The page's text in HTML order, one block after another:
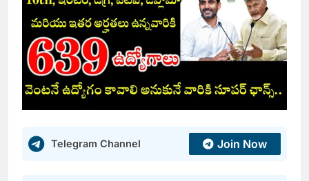
Telegram Channel Join Now